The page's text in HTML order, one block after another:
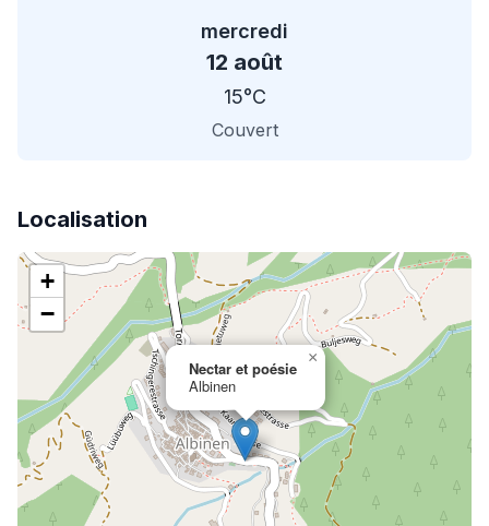
mercredi
12 août
15°C
Couvert
Localisation
Nectar et poésie
Albinen
×
+
−